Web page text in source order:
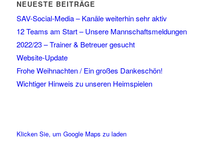
NEUESTE BEITRÄGE
SAV-Social-Media – Kanäle weiterhin sehr aktiv
12 Teams am Start – Unsere Mannschaftsmeldungen
2022/23 – Trainer & Betreuer gesucht
Website-Update
Frohe Weihnachten / Ein großes Dankeschön!
Wichtiger Hinweis zu unseren Heimspielen
Klicken Sie, um Google Maps zu laden